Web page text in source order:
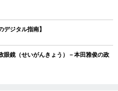
ジタル指南】
鏡（せいがんきょう）－本田雅俊の政